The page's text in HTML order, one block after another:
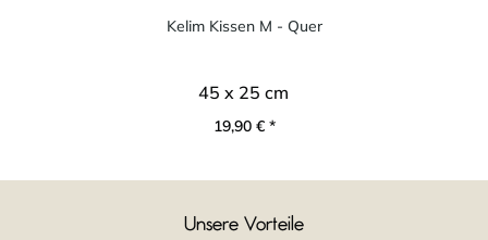
Kelim Kissen M - Quer
45 x 25 cm
19,90 € *
Unsere Vorteile